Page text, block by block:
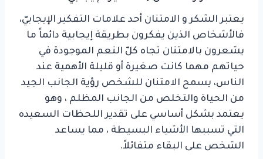
يعتبر الشكر و الامتنان أحد علامات التفكير الإيجابيّ،
فالأشخاص الذين يفكرون بطريقة إيجابية دائماً ما
يشعرون بالامتنان تجاه كلّ النعم الموجودة في
حياتهم مهما كانت صغيرة أو قليلة الأهمية عند
الناس، يسمح الامتنان للشخص رؤية الجانب الجيد
من الحياة والتخلص من الجانب المظلم ، وهو
يعتمد بشكل أساسي على تقدير اللحظات السعيده
التي تسببها الأشياء البسيطة ، مما يساعد
الشخص على البقاء متفائلاً.